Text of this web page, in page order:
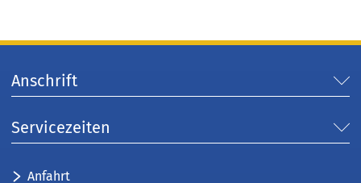
Anschrift
Servicezeiten
Anfahrt